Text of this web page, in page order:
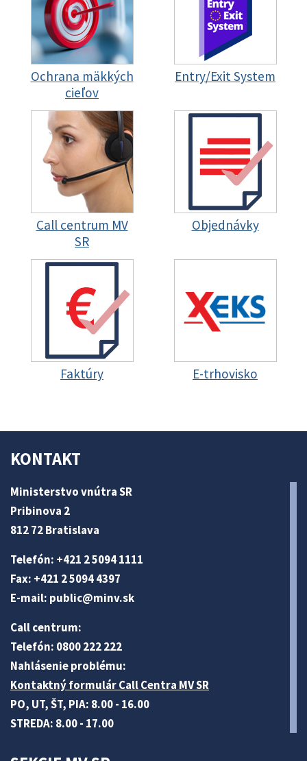
Ochrana mäkkých
cieľov
Entry/Exit System
Call centrum MV
SR
Objednávky
Faktúry E-trhovisko
KONTAKT
Ministerstvo vnútra SR
Pribinova 2
812 72 Bratislava
Telefón: +421 2 5094 1111
Fax: +421 2 5094 4397
E-mail: public@minv.sk
Call centrum:
Telefón: 0800 222 222
Nahlásenie problému:
Kontaktný formulár Call Centra MV SR
PO, UT, ŠT, PIA: 8.00 - 16.00
STREDA: 8.00 - 17.00